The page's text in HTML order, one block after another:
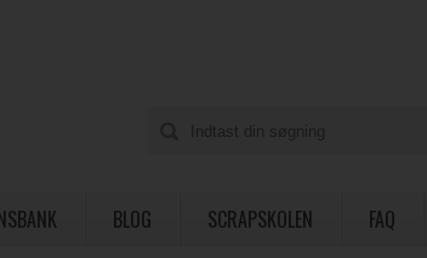
BLOG SCRAPSKOLEN FAQ